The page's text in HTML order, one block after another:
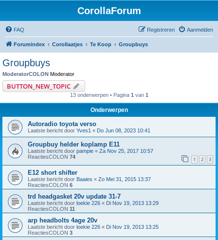
CorollaForum
FAQ Aanmelden
Registreren
Forumindex Corollaatjes Te Koop Groupbuys
Groupbuys
ModeratorCOLON Moderator
BUTTON_NEW_TOPIC
13 onderwerpen • Pagina 1 van 1
Onderwerpen
Autoradio toyota verso
Laatste bericht door Yves1 « Do Jun 08, 2023 10:41
Groupbuy helder koplamp E11
Laatste bericht door pampie « Za Nov 25, 2017 10:57
ReactiesCOLON 74 1 2 3
E12 short shifter
Laatste bericht door Baaies « Zo Mei 31, 2015 13:37
ReactiesCOLON 6
trd headgasket 20v update 31-7
Laatste bericht door loekie 226 « Di Nov 19, 2013 13:29
ReactiesCOLON 11
arp headbolts 4age 20v
Laatste bericht door loekie 226 « Di Nov 19, 2013 13:25
ReactiesCOLON 3